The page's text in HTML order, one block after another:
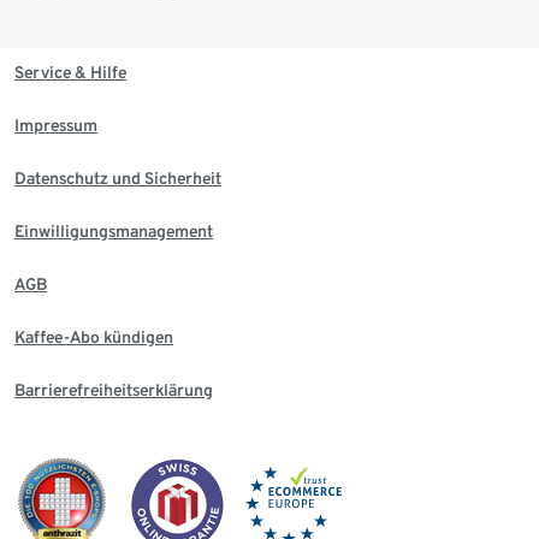
Service & Hilfe
Impressum
Datenschutz und Sicherheit
Einwilligungsmanagement
AGB
Kaffee-Abo kündigen
Barrierefreiheitserklärung